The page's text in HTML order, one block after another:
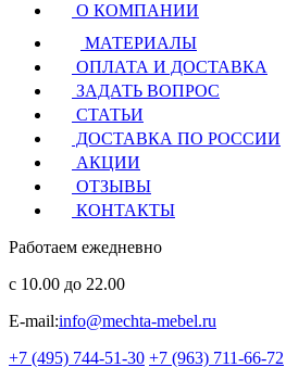
О КОМПАНИИ
МАТЕРИАЛЫ
ОПЛАТА И ДОСТАВКА
ЗАДАТЬ ВОПРОС
СТАТЬИ
ДОСТАВКА ПО РОССИИ
АКЦИИ
ОТЗЫВЫ
КОНТАКТЫ
Работаем ежедневно
с 10.00 до 22.00
E-mail:info@mechta-mebel.ru
+7 (495) 744-51-30 +7 (963) 711-66-72